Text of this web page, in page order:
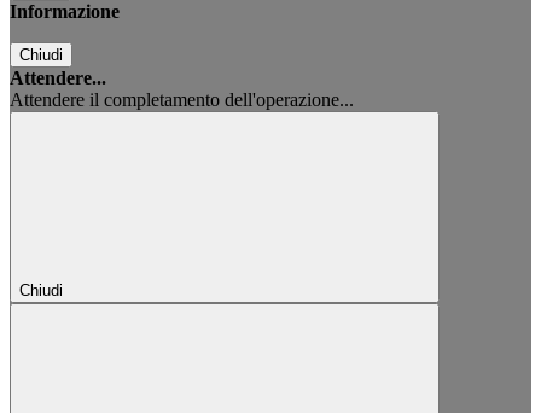
Informazione
Chiudi
Attendere...
Attendere il completamento dell'operazione...
Chiudi